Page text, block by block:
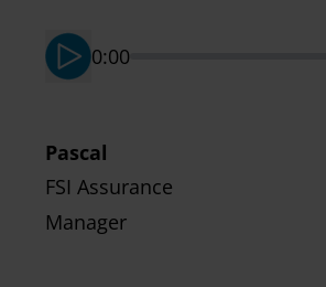
0:00
Pascal
FSI Assurance
Manager